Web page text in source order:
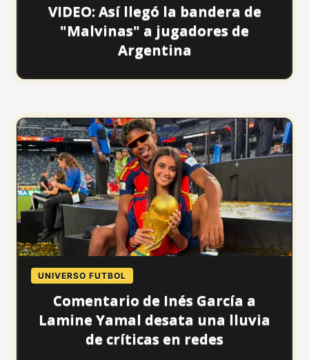
VIDEO: Así llegó la bandera de
"Malvinas" a jugadores de
Argentina
UNIVERSO FUTBOL
Comentario de Inés García a
Lamine Yamal desata una lluvia
de críticas en redes